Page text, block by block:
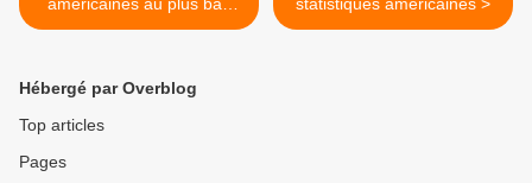
depuis la chute de Lehman
Hébergé par Overblog
Top articles
Pages